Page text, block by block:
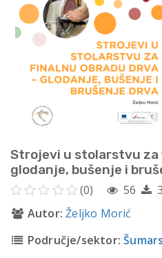
Strojevi u stolarstvu za
glodanje, bušenje i
(0) 56
3
Autor: Željko Morić
Područje/sektor: